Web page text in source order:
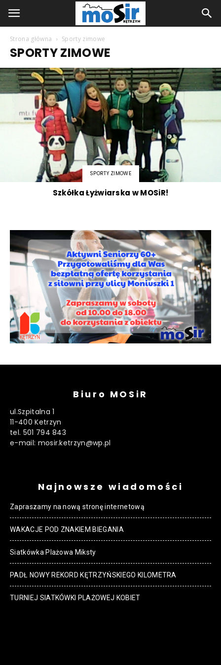
Strona główna Sporty zimowe
SPORTY ZIMOWE
SPORTY ZIMOWE
Szkółka Łyżwiarska w MOSiR!
Biuro MOSiR
ul.Szpitalna 1
11-400 Ketrzyn
tel. 501 794 843
e-mail: mosir.ketrzyn@wp.pl
Najnowsze wiadomości
Zapraszamy na nową stronę internetową
WAKACJE POD ZNAKIEM BIEGANIA
Siatkówka Plażowa Miksty
PADŁ NOWY REKORD KĘTRZYŃSKIEGO KILOMETRA
TURNIEJ SIATKÓWKI PLAŻOWEJ KOBIET